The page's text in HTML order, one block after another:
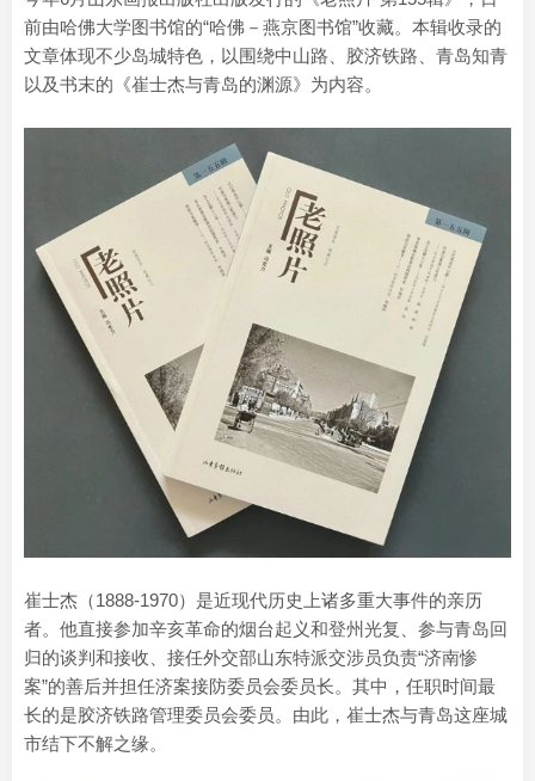
前由哈佛大学图书馆的“哈佛－燕京图书馆”收藏。本辑收录的
文章体现不少岛城特色，以围绕中山路、胶济铁路、青岛知青
以及书末的《崔士杰与青岛的渊源》为内容。
崔士杰（1888-1970）是近现代历史上诸多重大事件的亲历
者。他直接参加辛亥革命的烟台起义和登州光复、参与青岛回
归的谈判和接收、接任外交部山东特派交涉员负责“济南惨
案”的善后并担任济案接防委员会委员长。其中，任职时间最
长的是胶济铁路管理委员会委员。由此，崔士杰与青岛这座城
市结下不解之缘。